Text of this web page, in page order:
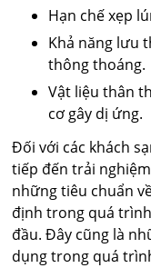
Hạn chế xẹp
Khả năng lưu
thông thoáng.
Vật liệu thân
cơ gây dị ứng.
Đối với các khách
tiếp đến trải
những tiêu chuẩn
định trong quá
đầu. Đây cũng là
dụng trong quá